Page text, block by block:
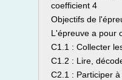
coefficient 4
Objectifs de
L'épreuve a pour
C1.1 : Collecter
C1.2 : Lire,
C2.1 : Participer